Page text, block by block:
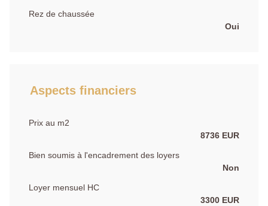
Rez de chaussée
Oui
Aspects financiers
Prix au m2
8736 EUR
Bien soumis à l'encadrement des loyers
Non
Loyer mensuel HC
3300 EUR